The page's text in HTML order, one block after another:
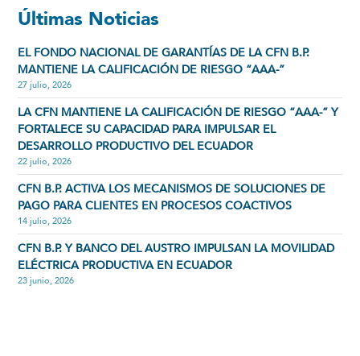
Últimas Noticias
EL FONDO NACIONAL DE GARANTÍAS DE LA CFN B.P.
MANTIENE LA CALIFICACIÓN DE RIESGO “AAA-”
27 julio, 2026
LA CFN MANTIENE LA CALIFICACIÓN DE RIESGO “AAA-” Y
FORTALECE SU CAPACIDAD PARA IMPULSAR EL
DESARROLLO PRODUCTIVO DEL ECUADOR
22 julio, 2026
CFN B.P. ACTIVA LOS MECANISMOS DE SOLUCIONES DE
PAGO PARA CLIENTES EN PROCESOS COACTIVOS
14 julio, 2026
CFN B.P. Y BANCO DEL AUSTRO IMPULSAN LA MOVILIDAD
ELÉCTRICA PRODUCTIVA EN ECUADOR
23 junio, 2026